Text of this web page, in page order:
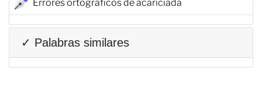
Errores ortográficos de acariciada
✓ Palabras similares